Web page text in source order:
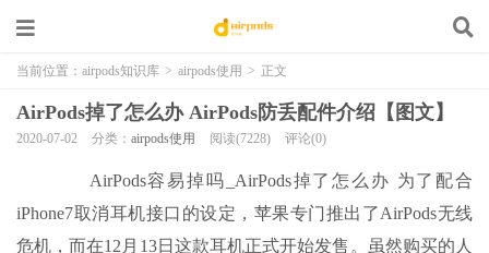
当前位置： airpods知识库 > airpods使用 > 正文
AirPods掉了怎么办 AirPods防丢配件介绍【图文】
2020-07-02 分类： airpods使用 阅读(7228) 评论(0)
AirPods容易掉吗_AirPods掉了怎么办 为了配合
iPhone7取消耳机接口的设定，苹果专门推出了AirPods无线
危机，而在12月13日这款耳机正式开始发售。虽然购买的人